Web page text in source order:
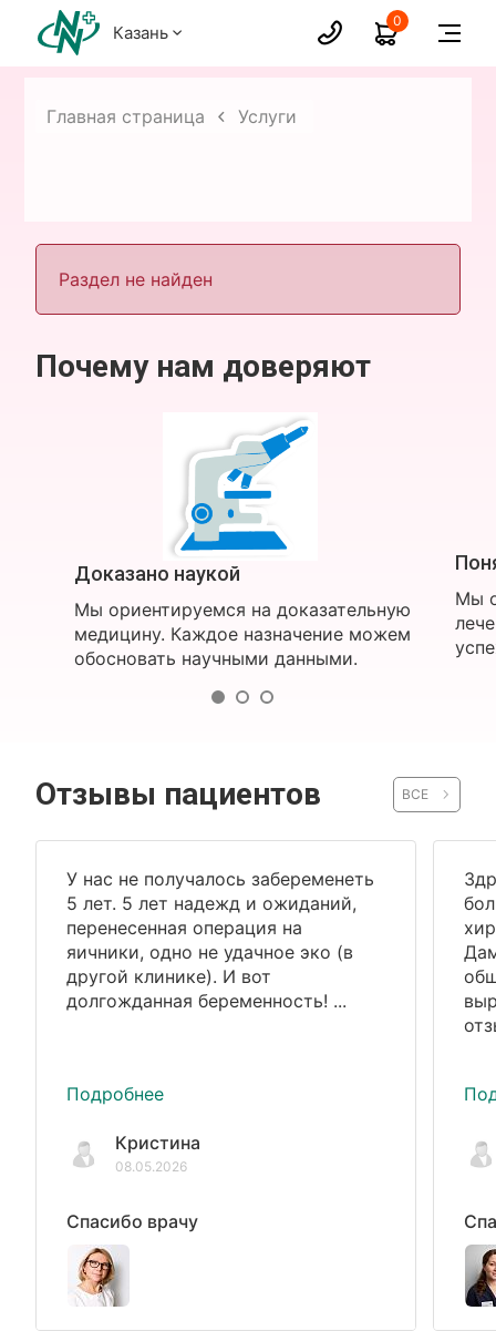
Казань
0
Главная страница Услуги
Раздел не найден
Почему нам доверяют
Доказано наукой
Мы ориентируемся на доказательную
медицину. Каждое назначение можем
обосновать научными данными.
Мы
Отзывы пациентов ВСЕ
У нас не получалось забеременеть
5 лет. 5 лет надежд и ожиданий,
перенесенная операция на
яичники, одно не удачное эко (в
другой клинике). И вот
долгожданная беременность! ...
Подробнее
Кристина
08.05.2026
Спасибо врачу